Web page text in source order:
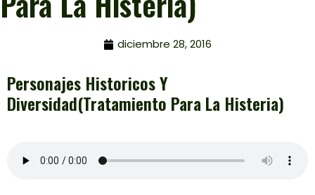
diciembre 28, 2016
Personajes Historicos Y
Diversidad(tratamiento Para La Histeria)